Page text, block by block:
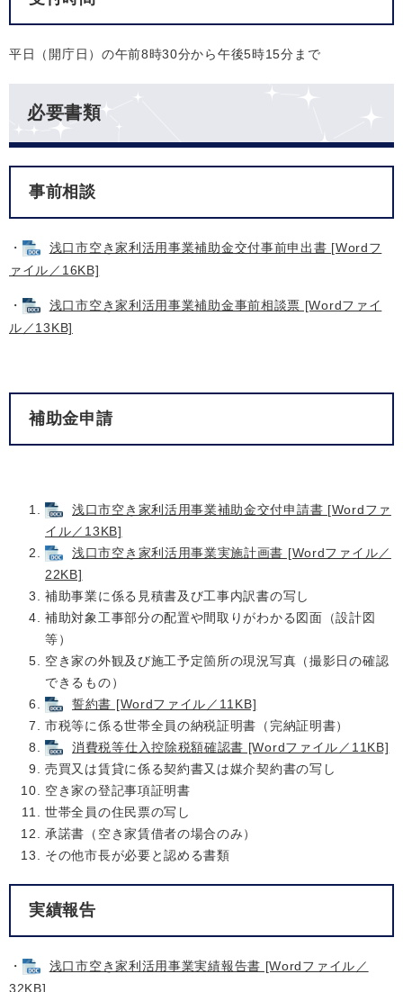
平日（開庁日）の午前8時30分から午後5時15分まで
必要書類
事前相談
・
浅口市空き家利活用事業補助金交付事前申出書 [Wordフ
ァイル／16KB]
・
浅口市空き家利活用事業補助金事前相談票 [Wordファイ
ル／13KB]
補助金申請
浅口市空き家利活用事業補助金交付申請書 [Wordファ
イル／13KB]
浅口市空き家利活用事業実施計画書 [Wordファイル／
22KB]
補助事業に係る見積書及び工事内訳書の写し
補助対象工事部分の配置や間取りがわかる図面（設計図
等）
空き家の外観及び施工予定箇所の現況写真（撮影日の確認
できるもの）
誓約書 [Wordファイル／11KB]
市税等に係る世帯全員の納税証明書（完納証明書）
消費税等仕入控除税額確認書 [Wordファイル／11KB]
売買又は賃貸に係る契約書又は媒介契約書の写し
空き家の登記事項証明書
世帯全員の住民票の写し
承諾書（空き家賃借者の場合のみ）
その他市長が必要と認める書類
実績報告
・
浅口市空き家利活用事業実績報告書 [Wordファイル／
32KB]